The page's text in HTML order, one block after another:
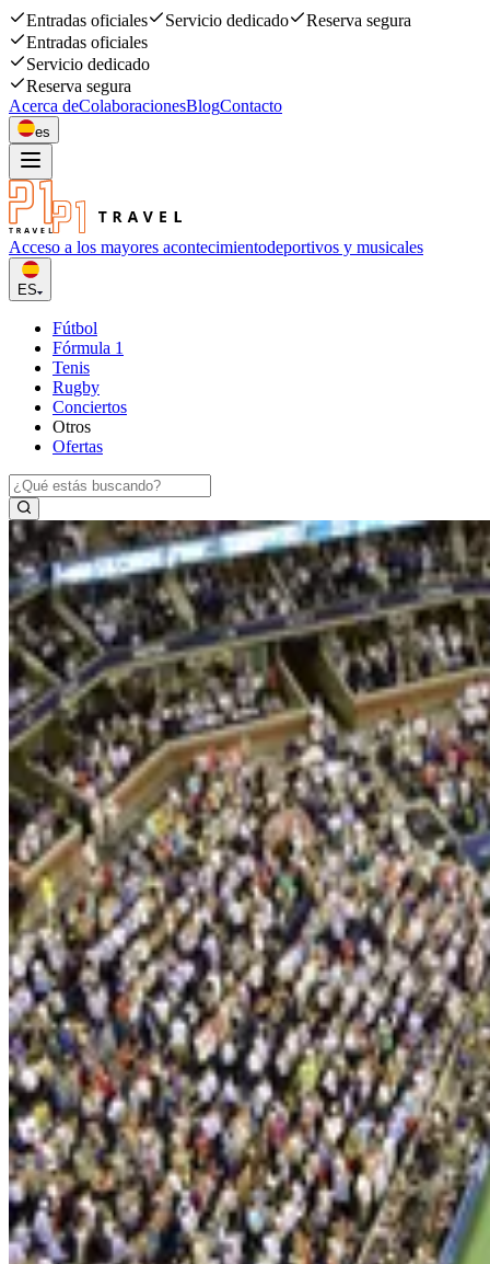
Entradas oficiales Servicio dedicado
Reserva segura
Entradas oficiales
Servicio dedicado
Reserva segura
Acerca deColaboracionesBlogContacto
es
Acceso a los mayores acontecimientodeportivos y musicales
ES
Fútbol
Fórmula 1
Tenis
Rugby
Conciertos
Otros
Ofertas